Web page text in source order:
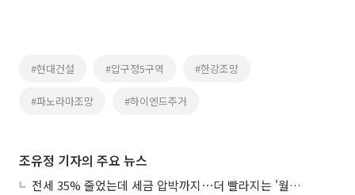
#현대건설 #압구정5구역 #한강조망
#파노라마조망 #하이엔드주거
조유정 기자의 주요 뉴스
전세 35% 줄었는데 세금 압박까지⋯더 빨라지는 '월세화'